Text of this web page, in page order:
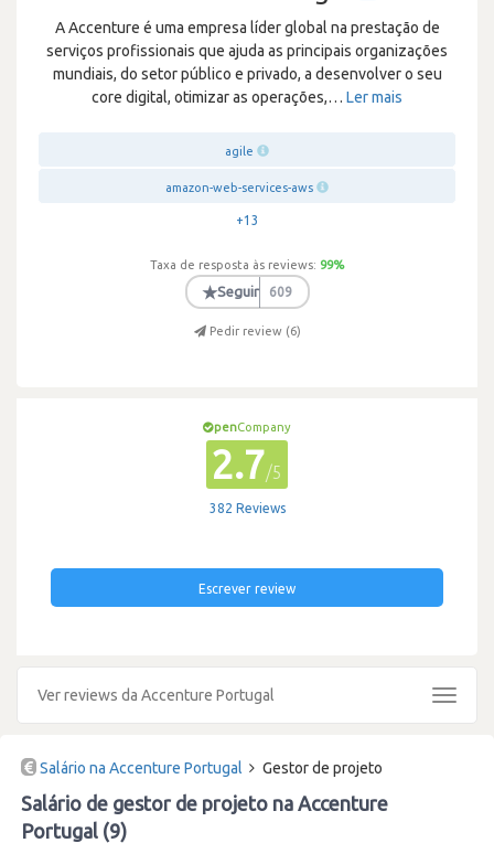
A Accenture é uma empresa líder global na prestação de
serviços profissionais que ajuda as principais organizações
mundiais, do setor público e privado, a desenvolver o seu
core digital, otimizar as operações,… Ler mais
agile
amazon-web-services-aws
+13
Taxa de resposta às reviews: 99%
★Seguir 609
Pedir review (6)
penCompany
2.7/5
382 Reviews
Escrever review
Ver reviews da Accenture Portugal
Toggle
Salário na Accenture Portugal Gestor de projeto
Salário de gestor de projeto na Accenture
Portugal (9)